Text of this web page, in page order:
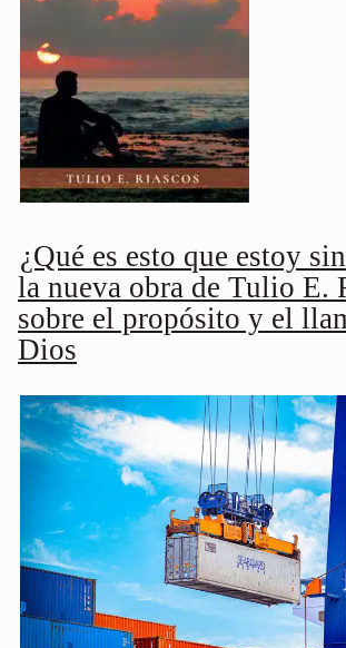
¿Qué es esto que estoy
la nueva obra de Tulio E.
sobre el propósito y el
Dios